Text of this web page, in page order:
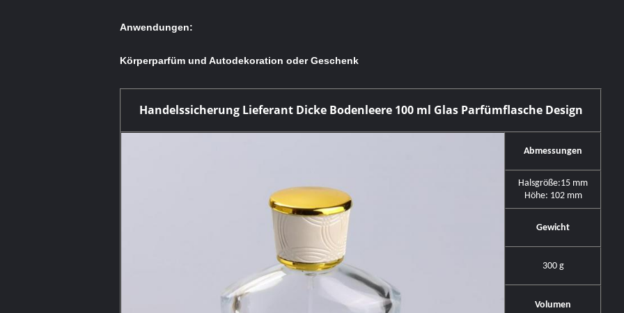
Anwendungen:
Körperparfüm und Autodekoration oder Geschenk
Handelssicherung Lieferant Dicke Bodenleere 100 ml Glas Parfümflasche Design
Abmessungen
Halsgröße:15 mm
Höhe: 102 mm
Gewicht
300 g
Volumen